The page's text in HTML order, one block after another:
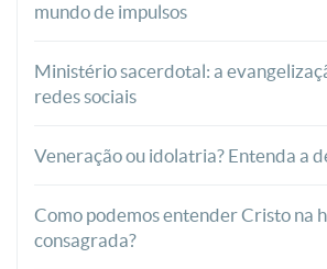
mundo de impulsos
Ministério sacerdotal: a
redes sociais
Veneração ou idolatria? Entenda a
Como podemos entender Cristo na
consagrada?